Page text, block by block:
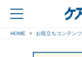
HOME お役立ちコンテンツ